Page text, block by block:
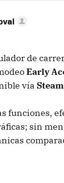
de
Early
vía Steam
funciones,
sin